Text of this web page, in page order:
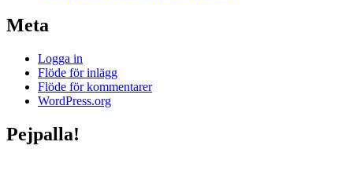
Meta
Logga in
Flöde för inlägg
Flöde för kommentarer
WordPress.org
Pejpalla!